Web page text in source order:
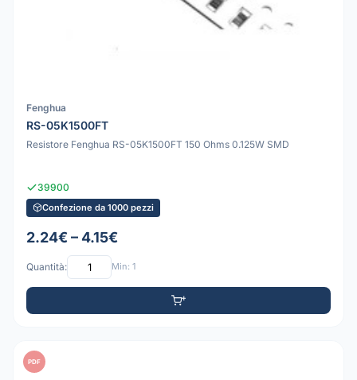
Fenghua
RS-05K1500FT
Resistore Fenghua RS-05K1500FT 150 Ohms 0.125W SMD
39900
Confezione da 1000 pezzi
2.24€ – 4.15€
Quantità: Min: 1
PDF